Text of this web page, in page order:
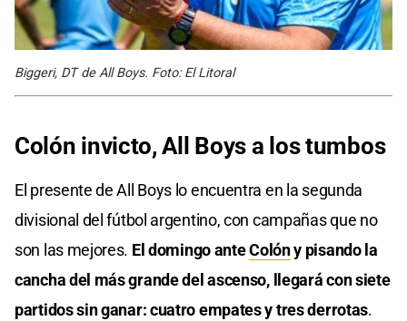
Biggeri, DT de All Boys. Foto: El Litoral
Colón invicto, All Boys a los tumbos
El presente de All Boys lo encuentra en la segunda
divisional del fútbol argentino, con campañas que no
son las mejores. El domingo anteColóny pisando la
cancha del más grande del ascenso, llegará con siete
partidos sin ganar: cuatro empates y tres derrotas.